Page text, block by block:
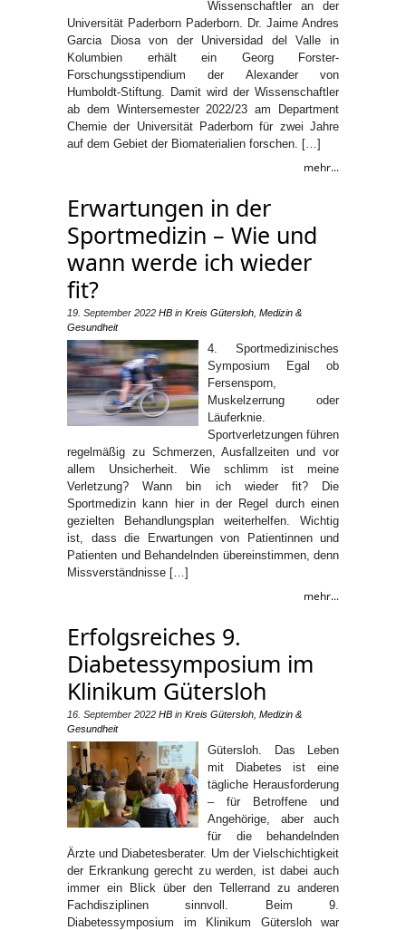
Wissenschaftler an der
Universität Paderborn Paderborn. Dr. Jaime Andres
Garcia Diosa von der Universidad del Valle in
Kolumbien erhält ein Georg Forster-
Forschungsstipendium der Alexander von
Humboldt-Stiftung. Damit wird der Wissenschaftler
ab dem Wintersemester 2022/23 am Department
Chemie der Universität Paderborn für zwei Jahre
auf dem Gebiet der Biomaterialien forschen. […]
mehr...
Erwartungen in der
Sportmedizin – Wie und
wann werde ich wieder
fit?
19. September 2022 HB in Kreis Gütersloh Medizin &
Gesundheit
4. Sportmedizinisches
Symposium Egal ob
Fersensporn,
Muskelzerrung oder
Läuferknie.
Sportverletzungen führen
regelmäßig zu Schmerzen, Ausfallzeiten und vor
allem Unsicherheit. Wie schlimm ist meine
Verletzung? Wann bin ich wieder fit? Die
Sportmedizin kann hier in der Regel durch einen
gezielten Behandlungsplan weiterhelfen. Wichtig
ist, dass die Erwartungen von Patientinnen und
Patienten und Behandelnden übereinstimmen, denn
Missverständnisse […]
mehr...
Erfolgsreiches 9.
Diabetessymposium im
Klinikum Gütersloh
16. September 2022 HB in Kreis Gütersloh Medizin &
Gesundheit
Gütersloh. Das Leben
mit Diabetes ist eine
tägliche Herausforderung
– für Betroffene und
Angehörige, aber auch
für die behandelnden
Ärzte und Diabetesberater. Um der Vielschichtigkeit
der Erkrankung gerecht zu werden, ist dabei auch
immer ein Blick über den Tellerrand zu anderen
Fachdisziplinen sinnvoll. Beim 9.
Diabetessymposium im Klinikum Gütersloh war